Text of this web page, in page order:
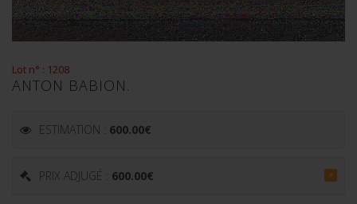
Lot n° : 1208
ANTON BABION.
ESTIMATION : 600.00€
PRIX ADJUGÉ : 600.00€ =